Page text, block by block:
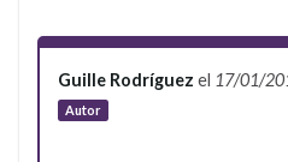
Guille Rodríguez el 17/01/
Autor